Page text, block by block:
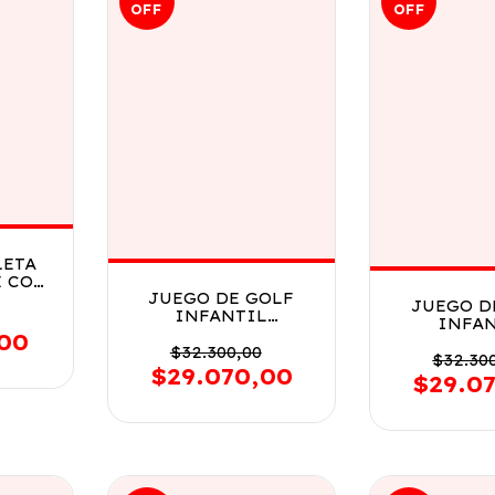
Y
OFF
JUEGO DE GOLF
INFANTIL
DUENDE AZUL VR1
7774 AMARILLO
$32.300,00
$29.070,00
OFF
JUEGO
DUENDE
7774